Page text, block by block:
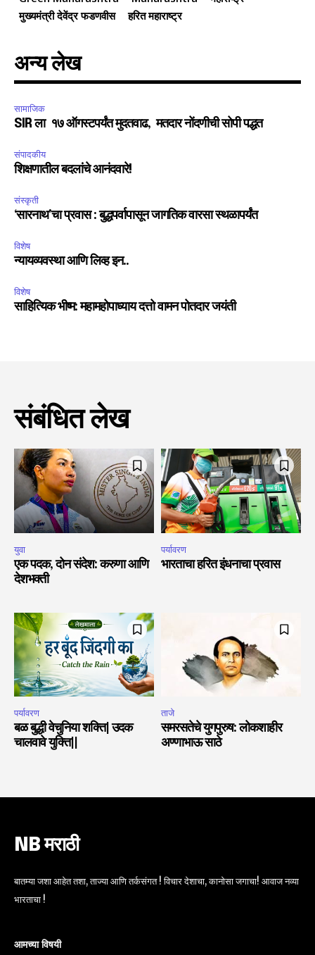
मुख्यमंत्री देवेंद्र फडणवीस
हरित महाराष्ट्र
अन्य लेख
सामाजिक
SIR ला १७ ऑगस्टपर्यंत मुदतवाढ, मतदार नोंदणीची सोपी पद्धत
संपादकीय
शिक्षणातील बदलांचे आनंदवारे!
संस्कृती
‘सारनाथ’चा प्रवास : बुद्धपर्वापासून जागतिक वारसा स्थळापर्यंत
विशेष
न्यायव्यवस्था आणि लिव्ह इन..
विशेष
साहित्यिक भीष्म: महामहोपाध्याय दत्तो वामन पोतदार जयंती
संबंधित लेख
युवा
एक पदक, दोन संदेश: करुणा आणि
देशभक्ती
पर्यावरण
भारताचा हरित इंधनाचा प्रवास
पर्यावरण
बळ बुद्धी वेचुनिया शक्ति| उदक
चालवावे युक्ति||
ताजे
समरसतेचे युगपुरुष: लोकशाहीर
अण्णाभाऊ साठे
NB मराठी
बातम्या जशा आहेत तशा, ताज्या आणि तर्कसंगत ! विचार देशाचा, कानोसा जगाचा! आवाज नव्या
भारताचा !
आमच्या विषयी